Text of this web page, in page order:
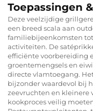
Toepassingen
Deze veelzijdige
een breed scala aan
familiebijeenkomsten
activiteiten. De
efficiënte voorbereiding
groentemengsels en
directe vlamtoegang.
bijzonder waardevol bij
zeevruchten en
kookproces veilig